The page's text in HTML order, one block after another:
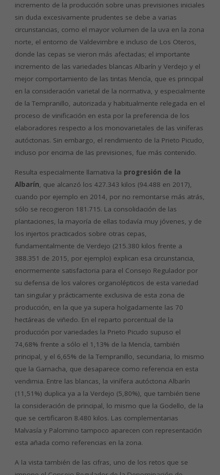
incremento de la producción sobre unas previsiones iniciales
sin duda excesivamente prudentes se debe a varias
circunstancias, como el mayor volumen de la uva en la zona
norte, el entorno de Valdevimbre e incluso de Los Oteros,
donde las cepas se vieron más afectadas; el importante
incremento de las variedades blancas Albarín y Verdejo y el
mejor comportamiento de las tintas Mencía, que es principal
en la consideración varietal de la normativa, y especialmente
de la Tempranillo, autorizada y habitualmente relegada en el
proceso de vinificación en esta por la preferencia de los
elaboradores respecto a los monovarietales de las viníferas
autóctonas. Sin embargo, el rendimiento de la Prieto Picudo,
incluso por encima de las previsiones, fue más contenido.
Resulta especialmente llamativa la progresión de la
Albarín, que alcanzó los 427.343 kilos (94.488 en 2017),
cuando por ejemplo en 2014, por no remontarse más atrás,
sólo se recogieron 181.715. La consolidación de las
plantaciones, la mayoría de ellas todavía muy jóvenes, y de
los injertos practicados sobre otras cepas,
fundamentalmente de Verdejo (215.380 kilos frente a
388.351 de 2015, por ejemplo) explican esa circunstancia,
enormemente satisfactoria para el Consejo Regulador por
su defensa de los valores organolépticos de esta variedad
tan singular y prácticamente exclusiva de esta zona de
producción, en la que ya supera holgadamente las 70
hectáreas de viñedo. En el reparto porcentual de la
producción por variedades la Prieto Picudo supuso el
74,68% frente a sólo el 1,13% de la Mencía, también
principal, y el 6,65% de la Tempranillo, secundaria, lo mismo
que la Garnacha, que desaparece como referencia en esta
vendimia. Entre las blancas, la vinífera autóctona Albarín
(11,51%) duplica ya a la Verdejo (5,80%), que también tiene
la consideración de principal, lo mismo que la Godello, de la
que se certificaron 8.480 kilos. Las complementarias
Malvasía y Palomino tampoco aparecen con representación
esta añada como referencias en la zona.
A la vista también de las cifras, uno de los retos que se